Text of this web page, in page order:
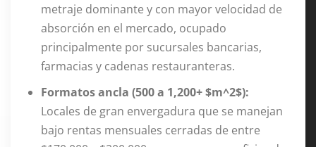
metraje dominante y con mayor velocidad de
absorción en el mercado, ocupado
principalmente por sucursales bancarias,
farmacias y cadenas restauranteras.
Formatos ancla (500 a 1,200+ $m^2$):
Locales de gran envergadura que se manejan
bajo rentas mensuales cerradas de entre